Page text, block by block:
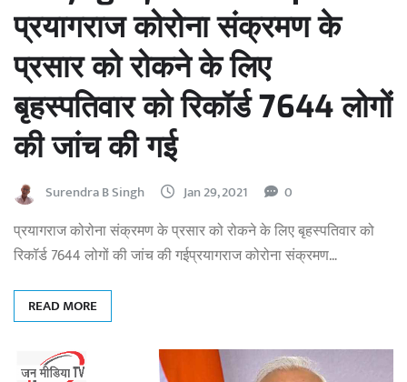
प्रयागराज कोरोना संक्रमण के
प्रसार को रोकने के लिए
बृहस्पतिवार को रिकॉर्ड 7644 लोगों
की जांच की गई
Surendra B Singh Jan 29, 2021 0
प्रयागराज कोरोना संक्रमण के प्रसार को रोकने के लिए बृहस्पतिवार को
रिकॉर्ड 7644 लोगों की जांच की गईप्रयागराज कोरोना संक्रमण…
READ MORE